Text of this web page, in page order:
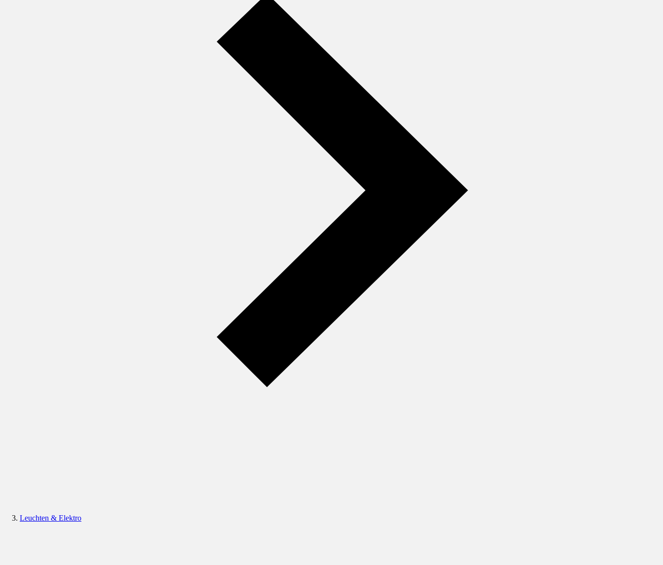
Leuchten & Elektro